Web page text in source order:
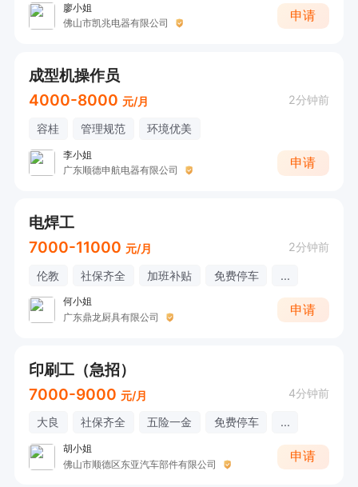
廖小姐
佛山市凯兆电器有限公司
申请
成型机操作员
4000-8000 元/月 2分钟前
容桂 管理规范 环境优美
李小姐
广东顺德申航电器有限公司
申请
电焊工
7000-11000 元/月 2分钟前
伦教 社保齐全 加班补贴 免费停车 ...
何小姐
广东鼎龙厨具有限公司
申请
印刷工（急招）
7000-9000 元/月 4分钟前
大良 社保齐全 五险一金 免费停车 ...
胡小姐
佛山市顺德区东亚汽车部件有限公司
申请